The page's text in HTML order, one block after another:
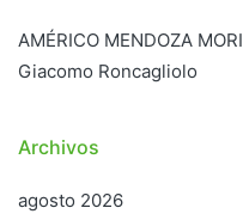
AMÉRICO MENDOZA MORI
Giacomo Roncagliolo
Archivos
agosto 2026